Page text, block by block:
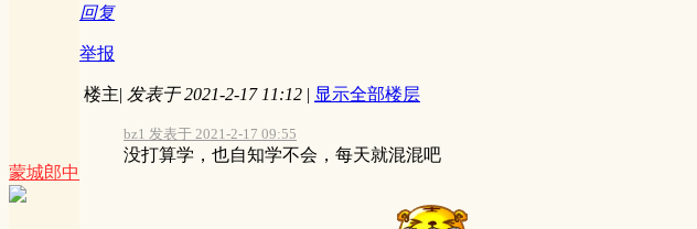
回复
举报
蒙城郎中
楼主| 发表于 2021-2-17 11:12 | 显示全部楼层
bz1 发表于 2021-2-17 09:55
没打算学，也自知学不会，每天就混混吧